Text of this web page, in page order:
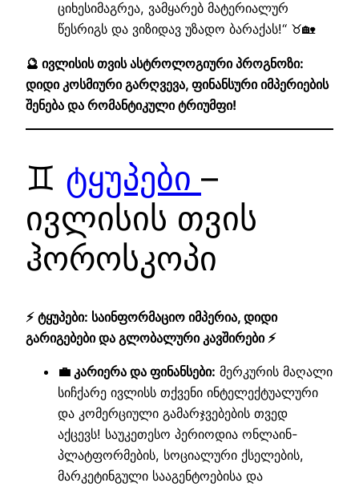
ციხესიმაგრეა, ვამყარებ მატერიალურ
წესრიგს და ვიზიდავ უზადო ბარაქას!“ ♉🏡
🔮 ივლისის თვის ასტროლოგიური პროგნოზი:
დიდი კოსმიური გარღვევა, ფინანსური იმპერიების
შენება და რომანტიკული ტრიუმფი!
♊ ტყუპები –
ივლისის თვის
ჰოროსკოპი
⚡ ტყუპები: საინფორმაციო იმპერია, დიდი
გარიგებები და გლობალური კავშირები ⚡
💼 კარიერა და ფინანსები: მერკურის მაღალი
სიჩქარე ივლისს თქვენი ინტელექტუალური
და კომერციული გამარჯვებების თვედ
აქცევს! საუკეთესო პერიოდია ონლაინ-
პლატფორმების, სოციალური ქსელების,
მარკეტინგული სააგენტოებისა და